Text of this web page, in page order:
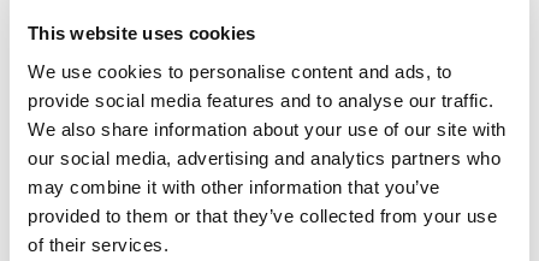
This website uses cookies
We use cookies to personalise content and ads, to
provide social media features and to analyse our traffic.
We also share information about your use of our site with
our social media, advertising and analytics partners who
may combine it with other information that you’ve
provided to them or that they’ve collected from your use
of their services.
Doy mi consentimiento para el tratamiento de las categorías
especiales de datos personales que pueda contener mi
Curriculum Vitae.
Sí *
No
Los campos señalado con asterisco (*) tienen que ser rellenados